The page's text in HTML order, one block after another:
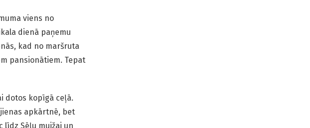
viens no
dienā paņemu
kad no maršruta
pansionātiem. Tepat
dotos kopīgā ceļā.
apkārtnē, bet
līdz Sēļu muižai un